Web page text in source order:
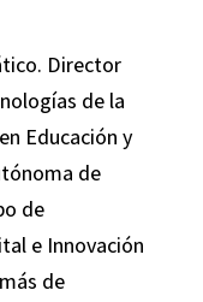
Director
de la
Educación y
de
de
e Innovación
de